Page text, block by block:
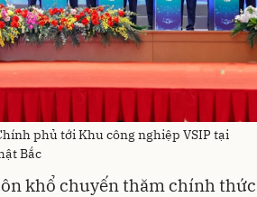
phủ tới Khu công nghiệp VSIP tại
Bắc
khổ chuyến thăm chính thức